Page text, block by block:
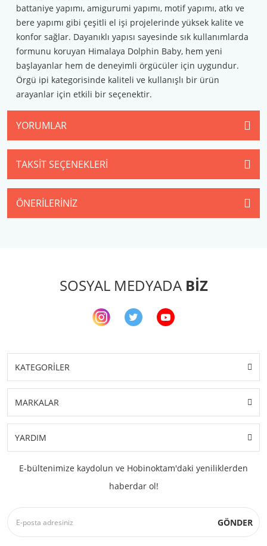
battaniye yapımı, amigurumi yapımı, motif yapımı, atkı ve
bere yapımı gibi çeşitli el işi projelerinde yüksek kalite ve
konfor sağlar. Dayanıklı yapısı sayesinde sık kullanımlarda
formunu koruyan Himalaya Dolphin Baby, hem yeni
başlayanlar hem de deneyimli örgücüler için uygundur.
Örgü ipi kategorisinde kaliteli ve kullanışlı bir ürün
arayanlar için etkili bir seçenektir.
YORUMLAR
TAKSIT SEÇENEKLERI
ÖNERILERINIZ
SOSYAL MEDYADA BİZ
KATEGORİLER
MARKALAR
YARDIM
E-bültenimize kaydolun ve Hobinoktam'daki yeniliklerden
haberdar ol!
GÖNDER